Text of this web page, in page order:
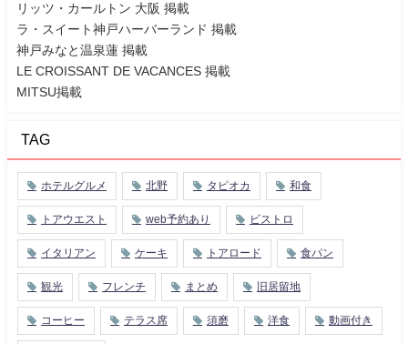
リッツ・カールトン 大阪 掲載
ラ・スイート神戸ハーバーランド 掲載
神戸みなと温泉蓮 掲載
LE CROISSANT DE VACANCES 掲載
MITSU掲載
TAG
ホテルグルメ 北野 タピオカ 和食
トアウエスト web予約あり ビストロ
イタリアン ケーキ トアロード 食パン
観光 フレンチ まとめ 旧居留地
コーヒー テラス席 須磨 洋食 動画付き